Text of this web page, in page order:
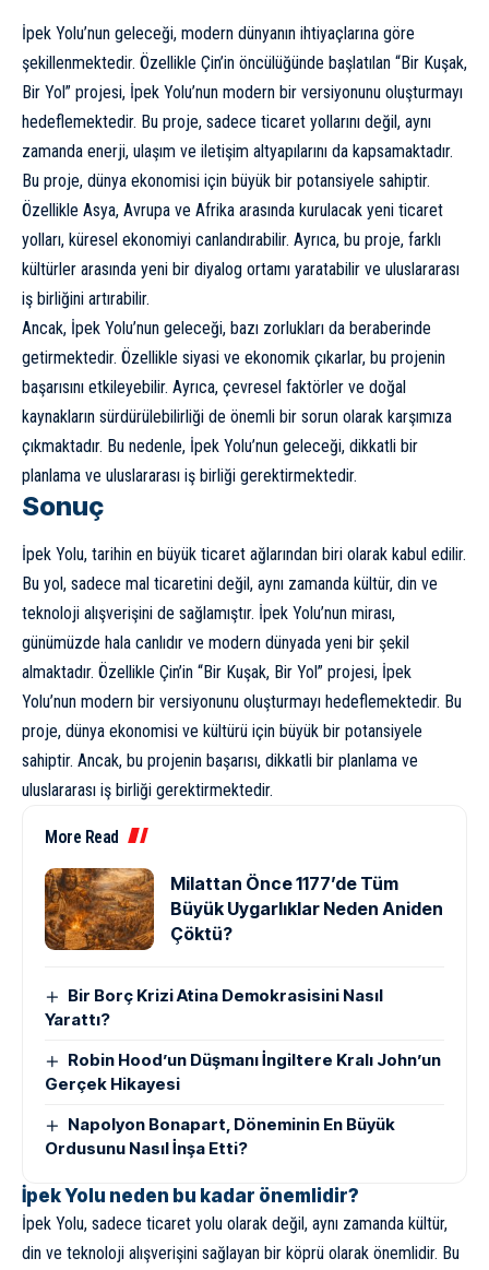
İpek Yolu’nun geleceği, modern dünyanın ihtiyaçlarına göre
şekillenmektedir. Özellikle Çin’in öncülüğünde başlatılan “Bir Kuşak,
Bir Yol” projesi, İpek Yolu’nun modern bir versiyonunu oluşturmayı
hedeflemektedir. Bu proje, sadece ticaret yollarını değil, aynı
zamanda enerji, ulaşım ve iletişim altyapılarını da kapsamaktadır.
Bu proje, dünya ekonomisi için büyük bir potansiyele sahiptir.
Özellikle Asya, Avrupa ve Afrika arasında kurulacak yeni ticaret
yolları, küresel ekonomiyi canlandırabilir. Ayrıca, bu proje, farklı
kültürler arasında yeni bir diyalog ortamı yaratabilir ve uluslararası
iş birliğini artırabilir.
Ancak, İpek Yolu’nun geleceği, bazı zorlukları da beraberinde
getirmektedir. Özellikle siyasi ve ekonomik çıkarlar, bu projenin
başarısını etkileyebilir. Ayrıca, çevresel faktörler ve doğal
kaynakların sürdürülebilirliği de önemli bir sorun olarak karşımıza
çıkmaktadır. Bu nedenle, İpek Yolu’nun geleceği, dikkatli bir
planlama ve uluslararası iş birliği gerektirmektedir.
Sonuç
İpek Yolu, tarihin en büyük ticaret ağlarından biri olarak kabul edilir.
Bu yol, sadece mal ticaretini değil, aynı zamanda kültür, din ve
teknoloji alışverişini de sağlamıştır. İpek Yolu’nun mirası,
günümüzde hala canlıdır ve modern dünyada yeni bir şekil
almaktadır. Özellikle Çin’in “Bir Kuşak, Bir Yol” projesi, İpek
Yolu’nun modern bir versiyonunu oluşturmayı hedeflemektedir. Bu
proje, dünya ekonomisi ve kültürü için büyük bir potansiyele
sahiptir. Ancak, bu projenin başarısı, dikkatli bir planlama ve
uluslararası iş birliği gerektirmektedir.
More Read
Milattan Önce 1177’de Tüm
Büyük Uygarlıklar Neden Aniden
Çöktü?
Bir Borç Krizi Atina Demokrasisini Nasıl
Yarattı?
Robin Hood’un Düşmanı İngiltere Kralı John’un
Gerçek Hikayesi
Napolyon Bonapart, Döneminin En Büyük
Ordusunu Nasıl İnşa Etti?
İpek Yolu neden bu kadar önemlidir?
İpek Yolu, sadece ticaret yolu olarak değil, aynı zamanda kültür,
din ve teknoloji alışverişini sağlayan bir köprü olarak önemlidir. Bu